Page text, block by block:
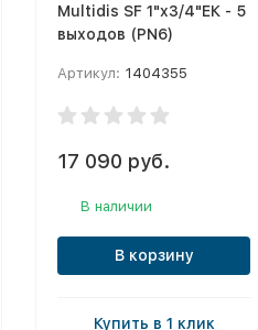
Multidis SF 1"x3/4"ЕК - 5
выходов (PN6)
Артикул: 1404355
17 090 руб.
В наличии
В корзину
Купить в 1 клик